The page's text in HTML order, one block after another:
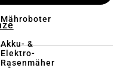
Mähroboter
Akku- &
Elektro-
Rasenmäher